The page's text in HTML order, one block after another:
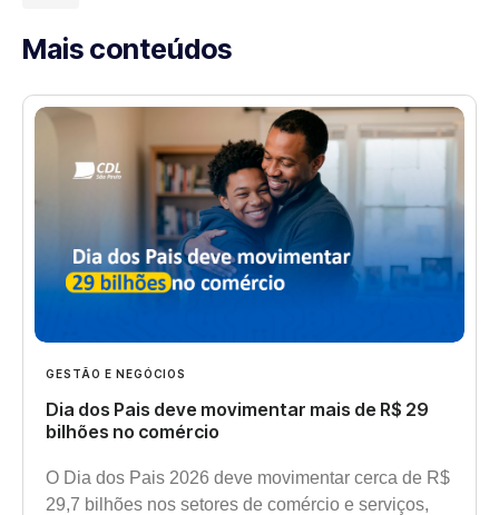
Mais conteúdos
GESTÃO E NEGÓCIOS
Dia dos Pais deve movimentar mais de R$ 29
bilhões no comércio
O Dia dos Pais 2026 deve movimentar cerca de R$
29,7 bilhões nos setores de comércio e serviços,